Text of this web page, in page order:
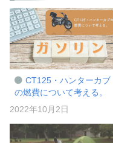
CT125・ハンターカブ
の燃費について考える。
2022年10月2日